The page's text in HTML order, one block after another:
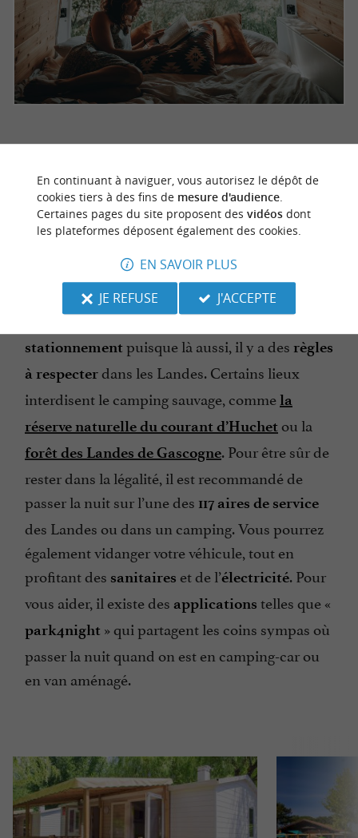
DANS LES LANDES
L’avantage du camping-car et du van aménagé,
c’est que vous pouvezdormir partout sans
difficultégrâce au matelas intégré ou au canapé
convertible. La seule contrainte est le
stationnement puisque là aussi, il y a des règles
à respecterdans les Landes. Certains lieux
interdisent le camping sauvage, comme la
réserve naturelle du courant d’Huchet ou la
forêt des Landes de Gascogne. Pour être sûr de
rester dans la légalité, il est recommandé de
passer la nuit sur l’une des 117 aires de service
des Landes ou dans un camping. Vous pourrez
également vidanger votre véhicule, tout en
profitant des sanitaires et de l’électricité. Pour
vous aider, il existe des applications telles que «
park4night » qui partagent les coins sympas où
passer la nuit quand on est en camping-car ou
en van aménagé.
En continuant à naviguer, vous autorisez le dépôt de
cookies tiers à des fins de mesure d'audience.
Certaines pages du site proposent des vidéosdont
les plateformes déposent également des cookies.
EN SAVOIR PLUS
JE REFUSE
J'ACCEPTE